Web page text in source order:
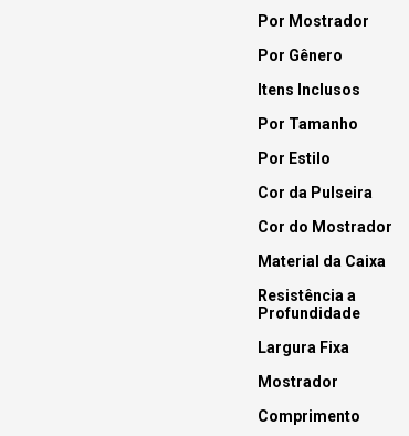
Por Mostrador
Por Gênero
Itens Inclusos
Por Tamanho
Por Estilo
Cor da Pulseira
Cor do Mostrador
Material da Caixa
Resistência a
Profundidade
Largura Fixa
Mostrador
Comprimento